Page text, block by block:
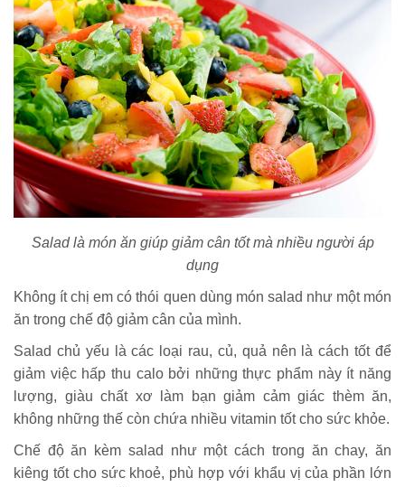
Salad là món ăn giúp giảm cân tốt mà nhiều người áp
dụng
Không ít chị em có thói quen dùng món salad như một món
ăn trong chế độ giảm cân của mình.
Salad chủ yếu là các loại rau, củ, quả nên là cách tốt để
giảm việc hấp thu calo bởi những thực phẩm này ít năng
lượng, giàu chất xơ làm bạn giảm cảm giác thèm ăn,
không những thế còn chứa nhiều vitamin tốt cho sức khỏe.
Chế độ ăn kèm salad như một cách trong ăn chay, ăn
kiêng tốt cho sức khoẻ, phù hợp với khẩu vị của phần lớn